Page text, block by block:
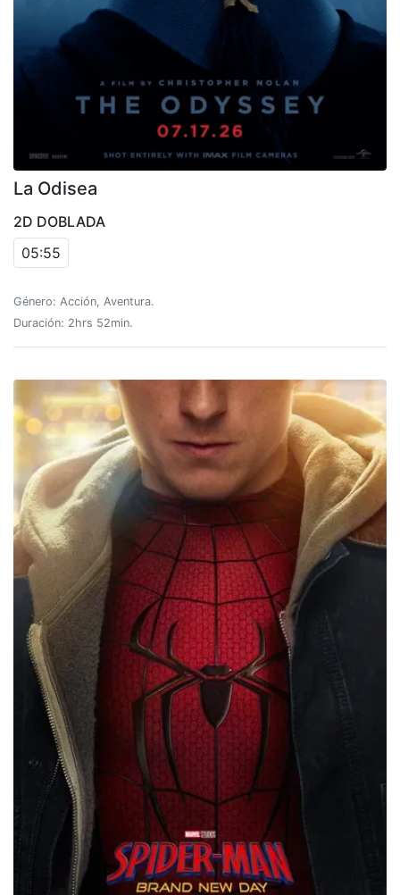
La Odisea
2D DOBLADA
05:55
Género: Acción, Aventura.
Duración: 2hrs 52min.